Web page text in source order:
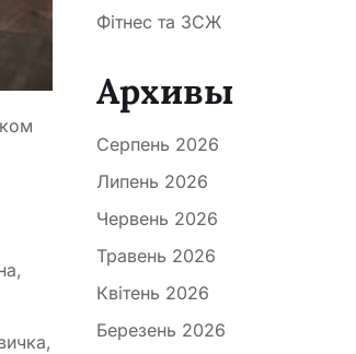
Фітнес та ЗСЖ
Архивы
Серпень 2026
Липень 2026
Червень 2026
Травень 2026
Квітень 2026
Березень 2026